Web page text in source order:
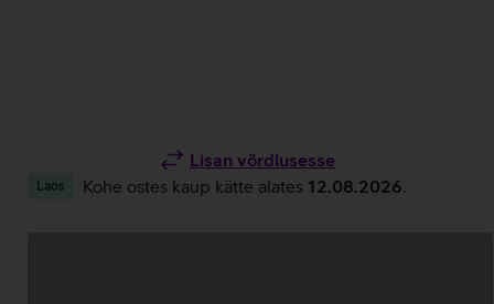
Lisan võrdlusesse
Laos Kohe ostes kaup kätte alates 12.08.2026